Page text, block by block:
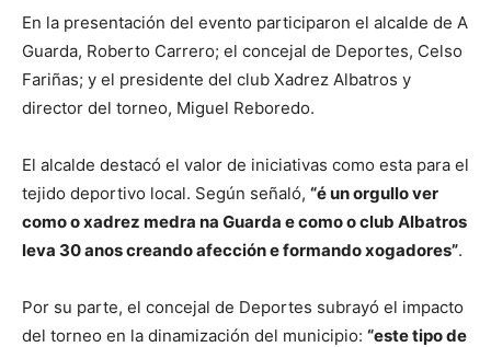
En la presentación del evento participaron el alcalde de A
Guarda, Roberto Carrero; el concejal de Deportes, Celso
Fariñas; y el presidente del club Xadrez Albatros y
director del torneo, Miguel Reboredo.
El alcalde destacó el valor de iniciativas como esta para el
tejido deportivo local. Según señaló, “é un orgullo ver
como o xadrez medra na Guarda e como o club Albatros
leva 30 anos creando afección e formando xogadores”.
Por su parte, el concejal de Deportes subrayó el impacto
del torneo en la dinamización del municipio: “este tipo de